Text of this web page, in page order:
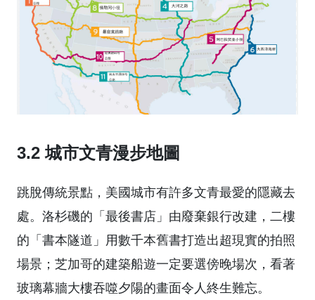
3.2 城市文青漫步地圖
跳脫傳統景點，美國城市有許多文青最愛的隱藏去
處。洛杉磯的「最後書店」由廢棄銀行改建，二樓
的「書本隧道」用數千本舊書打造出超現實的拍照
場景；芝加哥的建築船遊一定要選傍晚場次，看著
玻璃幕牆大樓吞噬夕陽的畫面令人終生難忘。